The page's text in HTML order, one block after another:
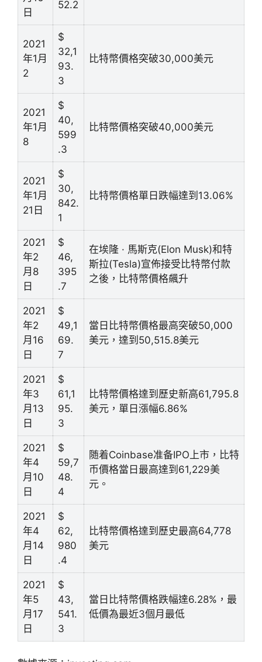
日
52.2
2021
年1月
2
$
32,1
93.
3
比特幣價格突破30,000美元
2021
年1月
8
$
40,
599
.3
比特幣價格突破40,000美元
2021
年1月
21日
$
30,
842.
1
比特幣價格單日跌幅達到13.06%
2021
年2
月8
日
$
46,
395
.7
在埃隆 · 馬斯克(Elon Musk)和特
斯拉(Tesla)宣佈接受比特幣付款
之後，比特幣價格飆升
2021
年2
月16
日
$
49,1
69.
7
當日比特幣價格最高突破50,000
美元，達到50,515.8美元
2021
年3
月13
日
$
61,1
95.
3
比特幣價格達到歷史新高61,795.8
美元，單日漲幅6.86%
2021
年4
月10
日
$
59,7
48.
4
随着Coinbase准备IPO上市，比特
币價格當日最高達到61,229美
元。
2021
年4
月14
日
$
62,
980
.4
比特幣價格達到歷史最高64,778
美元
2021
年5
月17
日
$
43,
541.
3
當日比特幣價格跌幅達6.28%，最
低價為最近3個月最低